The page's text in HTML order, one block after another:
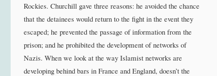
Rockies. Churchill gave three reasons: he avoided the chance
that the detainees would return to the fight in the event they
escaped; he prevented the passage of information from the
prison; and he prohibited the development of networks of
Nazis. When we look at the way Islamist networks are
developing behind bars in France and England, doesn’t the